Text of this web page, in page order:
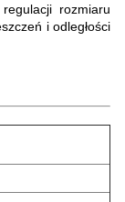
rozmiaru
i odległości